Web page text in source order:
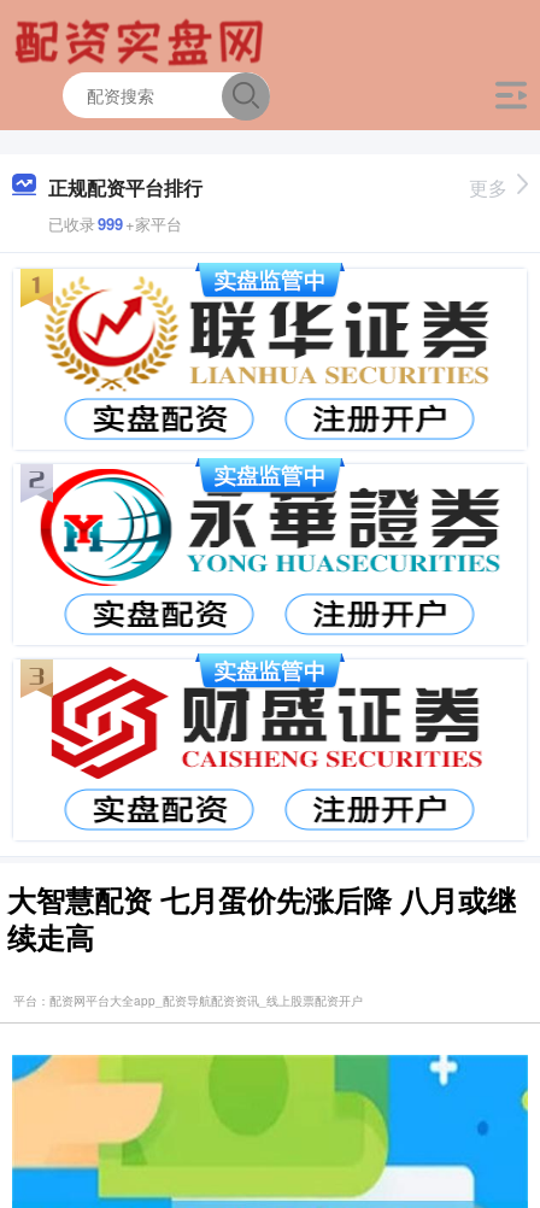
正规配资平台排行
已收录999+家平台
更多
大智慧配资 七月蛋价先涨后降 八月或继
续走高
平台：配资网平台大全app_配资导航配资资讯_线上股票配资开户